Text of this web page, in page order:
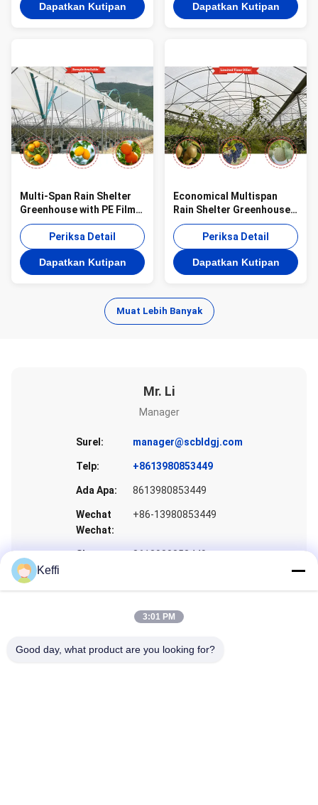
Dapatkan Kutipan Dapatkan Kutipan
Multi-Span Rain Shelter
Greenhouse with PE Film
Covering Hot Galvanized
Steel Frame and Easily
Assembled Design
Periksa Detail
Dapatkan Kutipan
Economical Multispan
Rain Shelter Greenhouse
with Hot Galvanized Steel
Frame for Kiwi Growing
Periksa Detail
Dapatkan Kutipan
Muat Lebih Banyak
Mr. Li
Manager
Surel: manager@scbldgj.com
Telp: +8613980853449
Ada Apa: 8613980853449
Wechat
Wechat:
+86-13980853449
Skype: 8613980853449
Keffi
3:01 PM
Good day, what product are you looking for?